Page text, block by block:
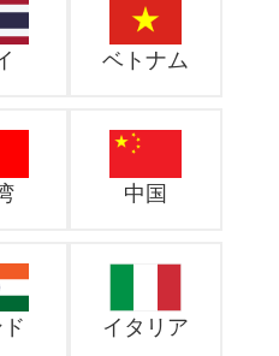
ベトナム
中国
イタリア